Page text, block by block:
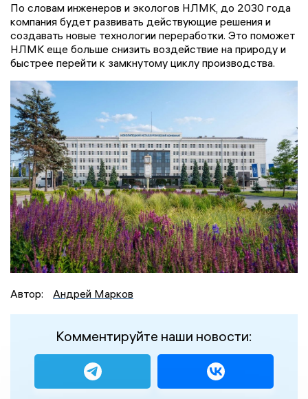
По словам инженеров и экологов НЛМК, до 2030 года
компания будет развивать действующие решения и
создавать новые технологии переработки. Это поможет
НЛМК еще больше снизить воздействие на природу и
быстрее перейти к замкнутому циклу производства.
Автор: Андрей Марков
Комментируйте наши новости: